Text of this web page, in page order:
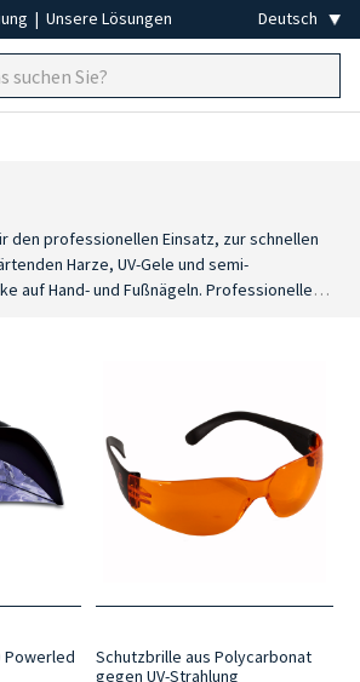
| Unsere Lösungen
den professionellen Einsatz, zur schnellen
Harze, UV-Gele und semi-
auf Hand- und Fußnägeln. Professionelle
Powerled
Schutzbrille aus Polycarbonat
gegen UV-Strahlung